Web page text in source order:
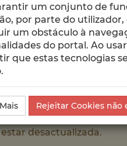
Produções Científicas e
desactualizada.
um conjunto de
por parte do
um obstáculo à
do portal. Ao
que estas tecnologias
Rejeitar Cookies não